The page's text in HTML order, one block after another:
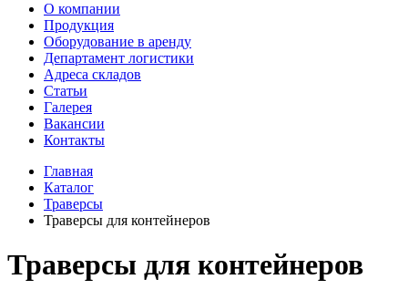
О компании
Продукция
Оборудование в аренду
Департамент логистики
Адреса складов
Статьи
Галерея
Вакансии
Контакты
Главная
Каталог
Траверсы
Траверсы для контейнеров
Траверсы для контейнеров